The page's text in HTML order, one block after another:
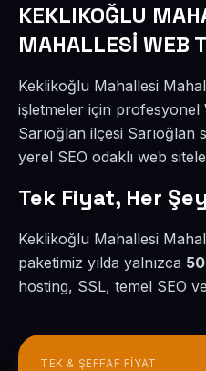
KEKLIKOĞLU
MAHALLESİ WEB
Keklikoğlu Mahallesi
işletmeler için profesyonel
Sarıoğlan ilçesi Sarıoğlan
yerel SEO odaklı web
Tek Fiyat, Her
Keklikoğlu Mahallesi
paketimiz yılda yalnızca
hosting, SSL, temel SEO
TEK & ŞEFFAF FIYAT